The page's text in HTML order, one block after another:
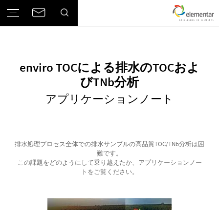
enviro TOCによる排水のTOCおよ
びTNb分析
アプリケーションノート
排水処理プロセス全体での排水サンプルの高品質TOC/TNb分析は困
難です。
この課題をどのようにして乗り越えたか、アプリケーションノー
トをご覧ください。